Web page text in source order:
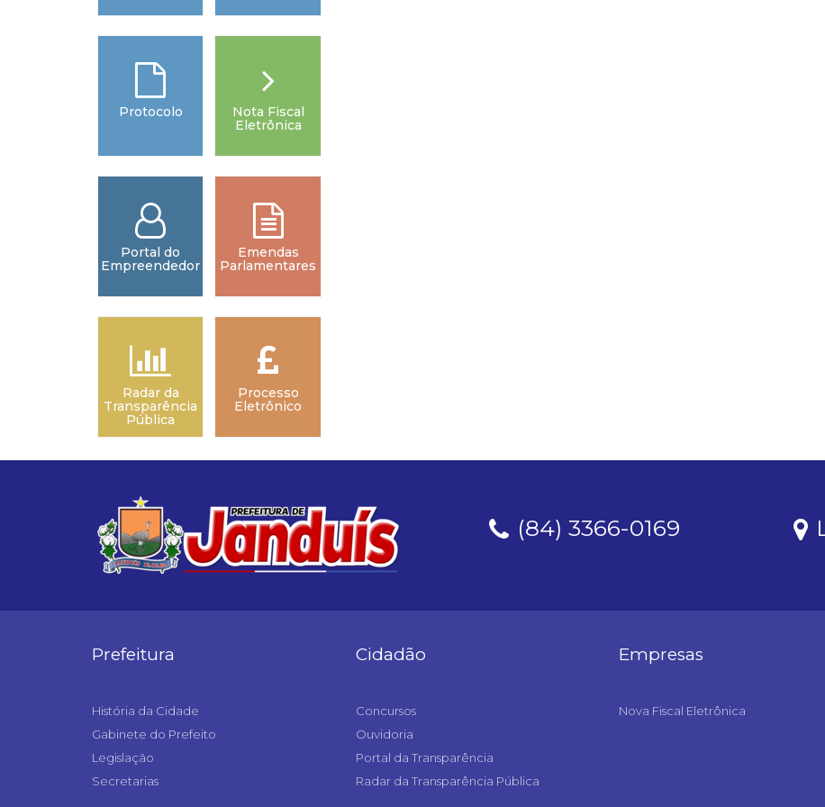
Protocolo
Nota Fiscal
Eletrônica
Portal do
Empreendedor
Emendas
Parlamentares
Radar da
Transparência
Pública
Processo
Eletrônico
(84) 3366-0169
Prefeitura
História da Cidade
Gabinete do Prefeito
Legislação
Secretarias
Cidadão
Concursos
Ouvidoria
Portal da Transparência
Radar da Transparência Pública
Empresas
Nova Fiscal Eletrônica